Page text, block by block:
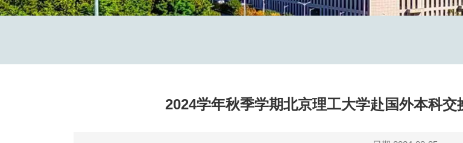
2024学年秋季学期北京理工大学赴国外本科